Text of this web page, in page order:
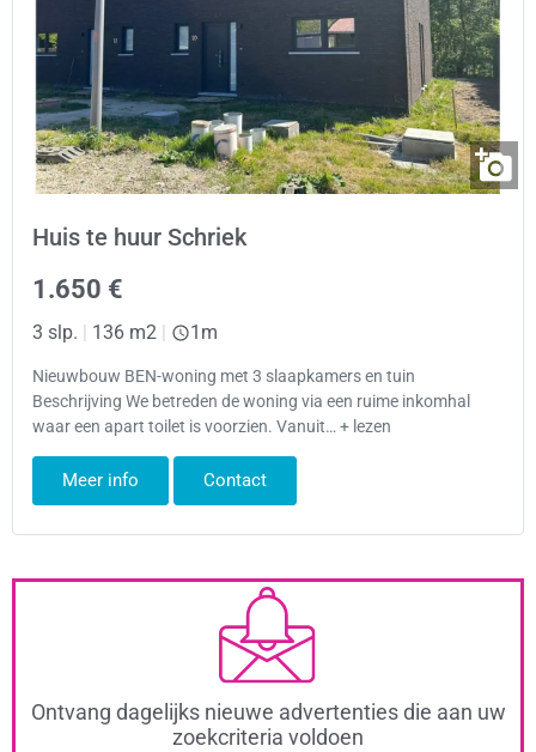
Huis te huur Schriek
1.650 €
3 slp. | 136 m2 | 1m
Nieuwbouw BEN-woning met 3 slaapkamers en tuin
Beschrijving We betreden de woning via een ruime inkomhal
waar een apart toilet is voorzien. Vanuit… + lezen
Meer info Contact
Ontvang dagelijks nieuwe advertenties die aan uw
zoekcriteria voldoen